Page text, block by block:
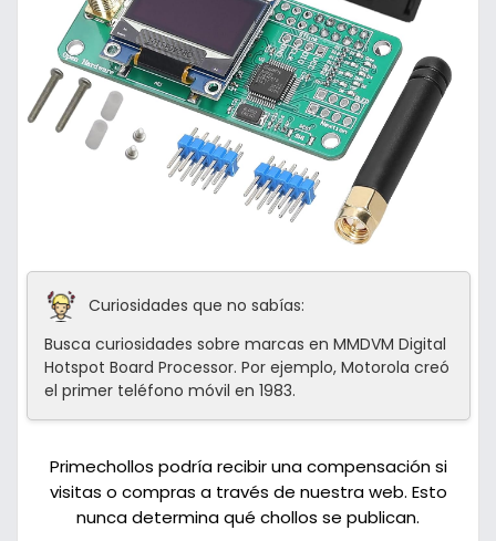
Curiosidades que no sabías:
Busca curiosidades sobre marcas en MMDVM Digital
Hotspot Board Processor. Por ejemplo, Motorola creó
el primer teléfono móvil en 1983.
Primechollos podría recibir una compensación si
visitas o compras a través de nuestra web. Esto
nunca determina qué chollos se publican.